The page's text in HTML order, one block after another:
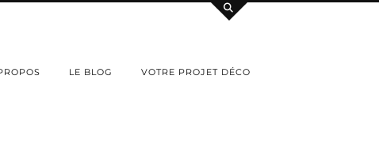
LE BLOG VOTRE PROJET DÉCO